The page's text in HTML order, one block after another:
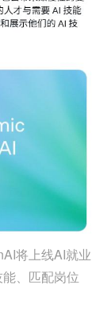
将上线AI就业
、匹配岗位